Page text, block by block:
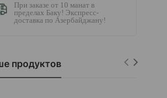
При заказе от 10 манат в
пределах Баку! Экспресс-
доставка по Азербайджану!
продуктов